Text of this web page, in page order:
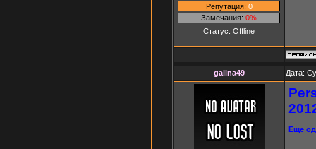
Репутация: 0
Замечания: 0%
Статус: Offline
galina49 Дата:
Еще